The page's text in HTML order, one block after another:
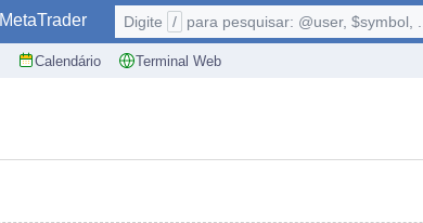
MetaTrader
Calendário Terminal Web
Digite / para pesquisar: @user, $symbol, ...